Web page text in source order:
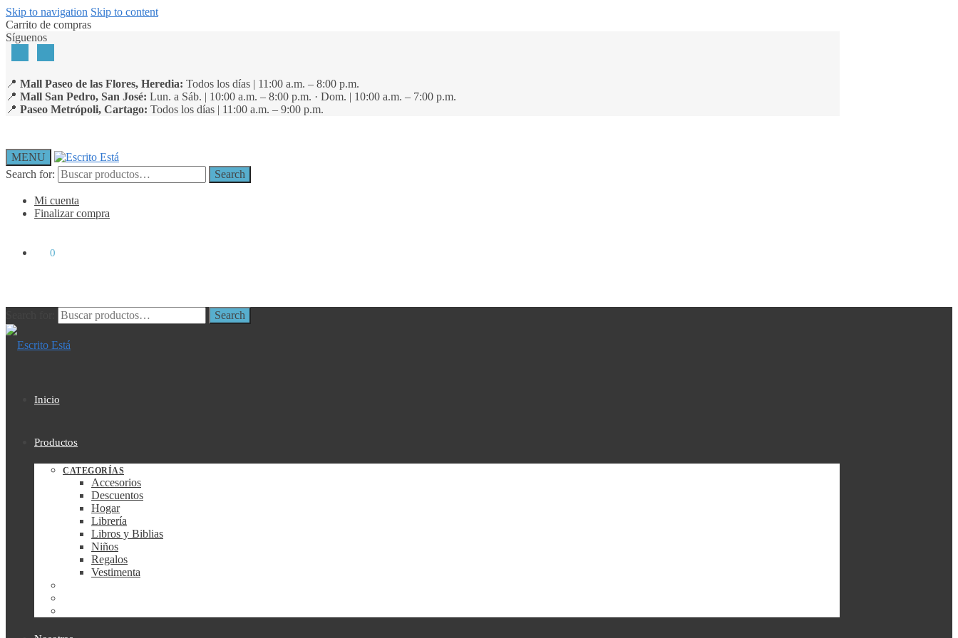
Skip to navigation Skip to content
Carrito de compras
Síguenos
📍 Mall Paseo de las Flores, Heredia: Todos los días | 11:00 a.m. – 8:00 p.m.
📍 Mall San Pedro, San José: Lun. a Sáb. | 10:00 a.m. – 8:00 p.m. · Dom. | 10:00 a.m. – 7:00 p.m.
📍 Paseo Metrópoli, Cartago: Todos los días | 11:00 a.m. – 9:00 p.m.
MENU
Search for:
Search
Mi cuenta
Finalizar compra
0
Search
Inicio
Productos
CATEGORÍAS
Accesorios
Descuentos
Hogar
Librería
Libros y Biblias
Niños
Regalos
Vestimenta